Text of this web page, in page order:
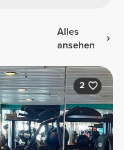
Alles
ansehen
2